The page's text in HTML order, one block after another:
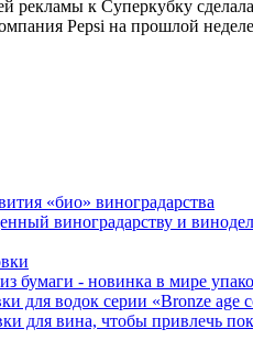
рекламы к Суперкубку
Pepsi на прошлой
«био» виноградарства
виноградарству и
бумаги - новинка в мире
для водок серии «Bronze age
для вина, чтобы привлечь